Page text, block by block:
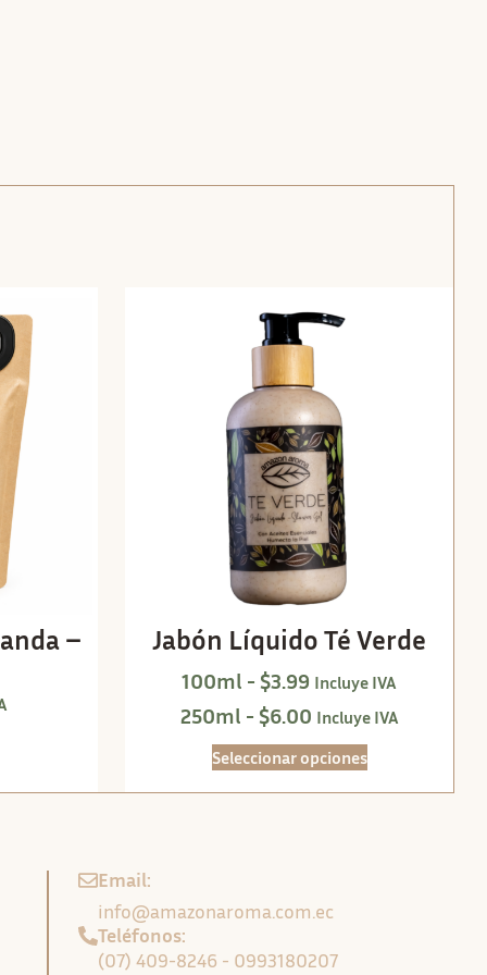
– Jabón Líquido Té Verde
100ml - $3.99 Incluye IVA
250ml - $6.00 Incluye IVA
Seleccionar opciones
Email:
info@amazonaroma.com.ec
Teléfonos:
(07) 409-8246 - 0993180207